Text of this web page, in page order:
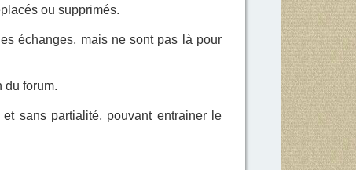
ou supprimés.
échanges, mais ne sont pas là pour
du forum.
sans partialité, pouvant entrainer le